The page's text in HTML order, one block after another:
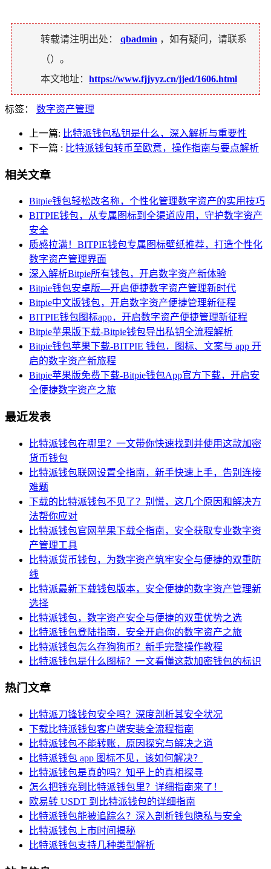
转载请注明出处： qbadmin ，如有疑问，请联系
（）。
本文地址： https://www.fjjyyz.cn/jjed/1606.html
标签： 数字资产管理
上一篇: 比特派钱包私钥是什么，深入解析与重要性
下一篇 : 比特派钱包转币至欧意，操作指南与要点解析
相关文章
Bitpie钱包轻松改名称，个性化管理数字资产的实用技巧
BITPIE钱包，从专属图标到全渠道应用，守护数字资产
安全
质感拉满！BITPIE钱包专属图标壁纸推荐，打造个性化
数字资产管理界面
深入解析Bitpie所有钱包，开启数字资产新体验
Bitpie钱包安卓版—开启便捷数字资产管理新时代
Bitpie中文版钱包，开启数字资产便捷管理新征程
BITPIE钱包图标app，开启数字资产便捷管理新征程
Bitpie苹果版下载-Bitpie钱包导出私钥全流程解析
Bitpie钱包苹果下载-BITPIE 钱包，图标、文案与 app 开
启的数字资产新旅程
Bitpie苹果版免费下载-Bitpie钱包App官方下载，开启安
全便捷数字资产之旅
最近发表
比特派钱包在哪里？一文带你快速找到并使用这款加密
货币钱包
比特派钱包联网设置全指南，新手快速上手，告别连接
难题
下载的比特派钱包不见了？别慌，这几个原因和解决方
法帮你应对
比特派钱包官网苹果下载全指南，安全获取专业数字资
产管理工具
比特派货币钱包，为数字资产筑牢安全与便捷的双重防
线
比特派最新下载钱包版本，安全便捷的数字资产管理新
选择
比特派钱包，数字资产安全与便捷的双重优势之选
比特派钱包登陆指南，安全开启你的数字资产之旅
比特派钱包怎么存狗狗币？新手完整操作教程
比特派钱包是什么图标？一文看懂这款加密钱包的标识
热门文章
比特派刀锋钱包安全吗？深度剖析其安全状况
下载比特派钱包客户端安装全流程指南
比特派钱包不能转账，原因探究与解决之道
比特派钱包 app 图标不见，该如何解决？
比特派钱包是真的吗？知乎上的真相探寻
怎么把钱充到比特派钱包里？详细指南来了！
欧易转 USDT 到比特派钱包的详细指南
比特派钱包能被追踪么？深入剖析钱包隐私与安全
比特派钱包上市时间揭秘
比特派钱包支持几种类型解析